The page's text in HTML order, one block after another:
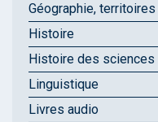
Géographie, territoires
Histoire
Histoire des sciences
Linguistique
Livres audio